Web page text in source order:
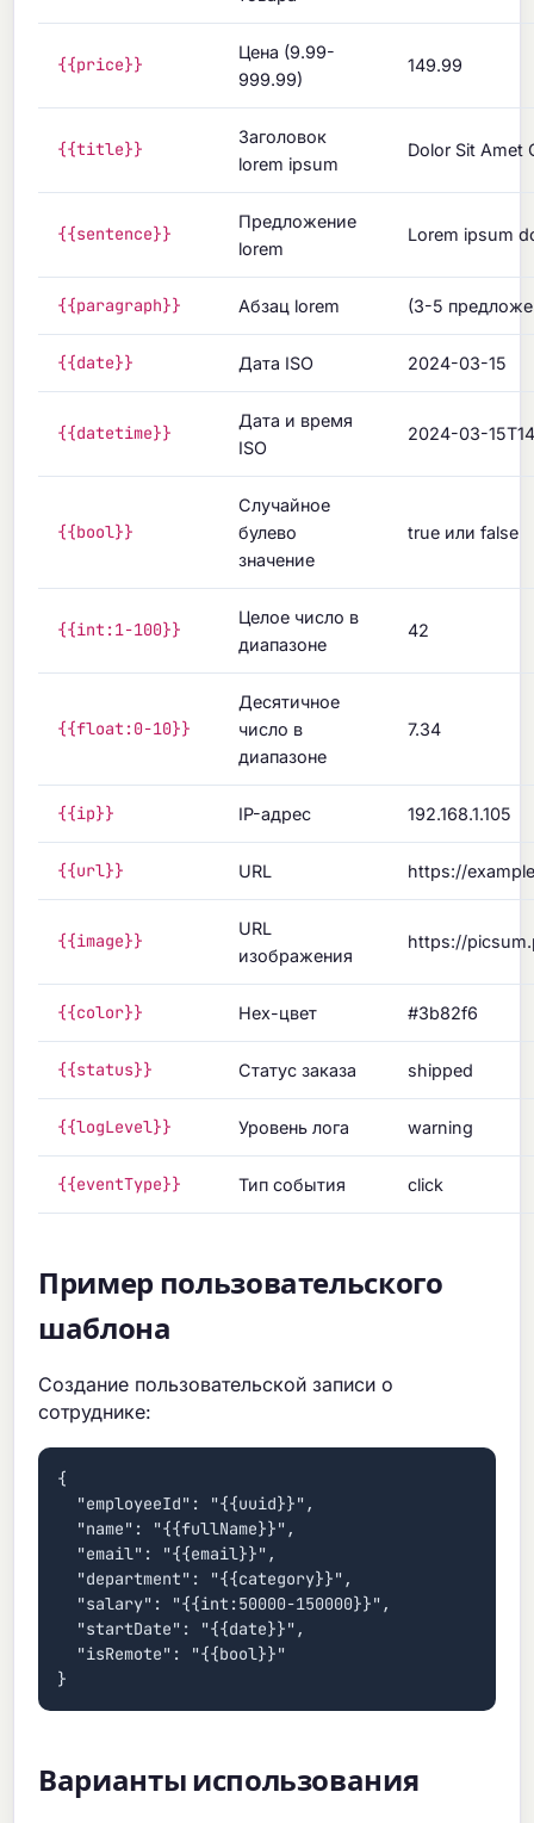
{{price}}
Цена (9.99-
999.99)
149.99
{{title}}
Заголовок
lorem ipsum
Dolor Sit Amet
{{sentence}}
Предложение
lorem
Lorem ipsum
{{paragraph}} Абзац lorem (3-5
{{date}} Дата ISO 2024-03-15
{{datetime}}
Дата и время
ISO
2024-03-
{{bool}}
Случайное
булево
значение
true или false
{{int:1-100}}
Целое число в
диапазоне
42
{{float:0-10}}
Десятичное
число в
диапазоне
7.34
{{ip}} IP-адрес 192.168.1.105
{{url}} URL https://
{{image}}
URL
изображения
https://
{{color}} Hex-цвет #3b82f6
{{status}} Статус заказа shipped
{{logLevel}} Уровень лога warning
{{eventType}} Тип события click
Пример пользовательского
шаблона
Создание пользовательской записи о
сотруднике:
{
  "employeeId": "{{uuid}}",
  "name": "{{fullName}}",
  "email": "{{email}}",
  "department": "{{category}}",
  "salary": "{{int:50000-150000}}",
  "startDate": "{{date}}",
  "isRemote": "{{bool}}"
}
Варианты использования